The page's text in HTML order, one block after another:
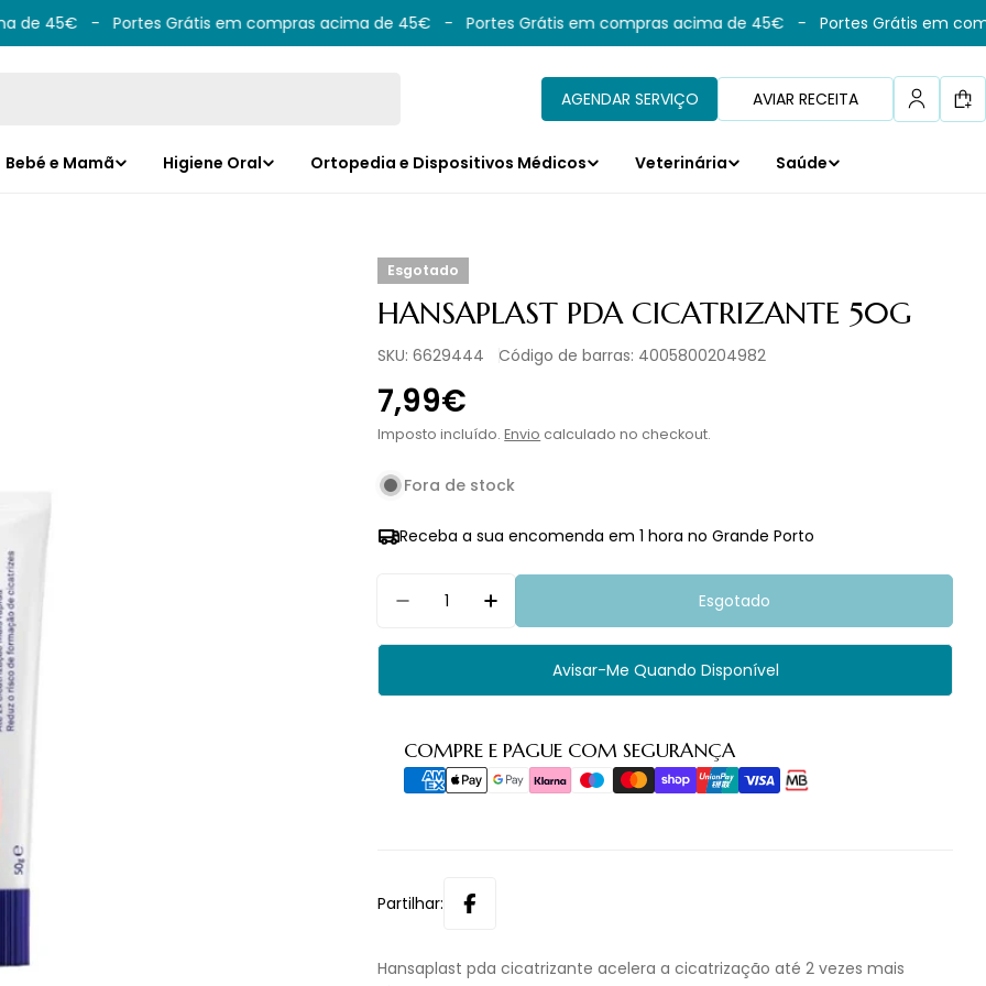
45€ - Portes Grátis em compras acima de 45€ - Portes Grátis em compras acima de 45€ - Portes Grátis em
AGENDAR SERVIÇO AVIAR RECEITA
Bebé e Mamã Higiene Oral Ortopedia e Dispositivos Médicos Veterinária Saúde
Esgotado
HANSAPLAST PDA CICATRIZANTE 50G
SKU: 6629444 Código de barras: 4005800204982
Preço
normal
7,99€
Imposto incluído.Envio calculado no checkout.
Fora de stock
Receba a sua encomenda em 1 hora no Grande Porto
Diminuir Quantidade Para Hansaplast Pda Cicatrizante 50G
Aumentar Quantidade Para Hansaplast Pda
Esgotado
Avisar-Me Quando Disponível
COMPRE E PAGUE COM SEGURANÇA
Métodos
de
pagamento
Partilhar:
Hansaplast pda cicatrizante acelera a cicatrização até 2 vezes mais